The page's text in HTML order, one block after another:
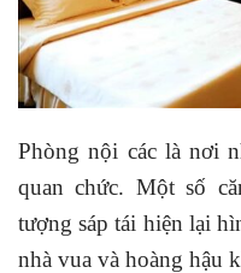
Phòng nội các là nơi
quan chức. Một số
tượng sáp tái hiện lại
nhà vua và hoàng hậu